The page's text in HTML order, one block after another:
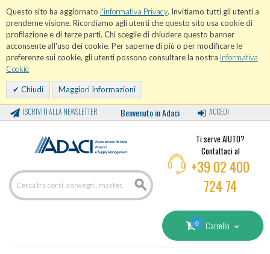
Questo sito ha aggiornato l'informativa Privacy. Invitiamo tutti gli utenti a
prenderne visione. Ricordiamo agli utenti che questo sito usa cookie di
profilazione e di terze parti. Chi sceglie di chiudere questo banner
acconsente all'uso dei cookie. Per saperne di più o per modificare le
preferenze sui cookie, gli utenti possono consultare la nostra Informativa
Cookie
Chiudi Maggiori Informazioni
ISCRIVITI ALLA NEWSLETTER Benvenuto in Adaci ACCEDI
Ti serve AIUTO?
Contattaci al
+39 02 400
724 74
0 Carrello